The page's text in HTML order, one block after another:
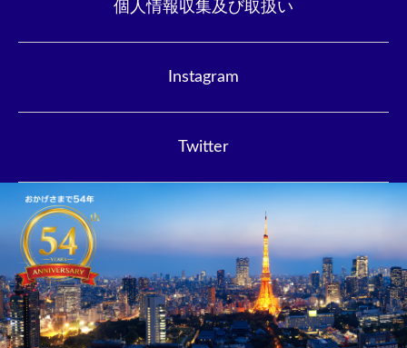
個人情報収集及び取扱い
Instagram
Twitter